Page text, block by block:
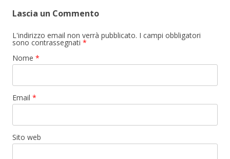
Lascia un Commento
L'indirizzo email non verrà pubblicato. I campi obbligatori
sono contrassegnati *
Nome *
Email *
Sito web